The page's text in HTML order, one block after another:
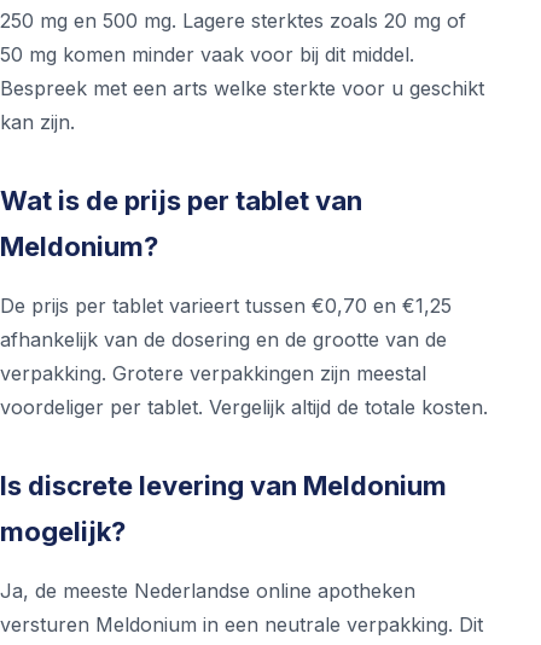
250 mg en 500 mg. Lagere sterktes zoals 20 mg of
50 mg komen minder vaak voor bij dit middel.
Bespreek met een arts welke sterkte voor u geschikt
kan zijn.
Wat is de prijs per tablet van
Meldonium?
De prijs per tablet varieert tussen €0,70 en €1,25
afhankelijk van de dosering en de grootte van de
verpakking. Grotere verpakkingen zijn meestal
voordeliger per tablet. Vergelijk altijd de totale kosten.
Is discrete levering van Meldonium
mogelijk?
Ja, de meeste Nederlandse online apotheken
versturen Meldonium in een neutrale verpakking. Dit